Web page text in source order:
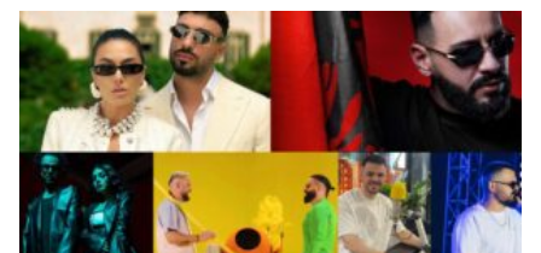
më i ri i Young Zerkës mban titullin “Panakota” dhe
ka hyrë këtë javë në klasifikimin e “The Top List”.
Dëgjuesit...